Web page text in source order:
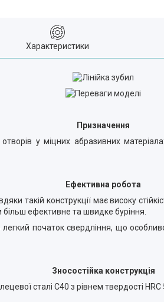
Характеристики
Призначення
у міцних абразивних
Ефективна робота
такій конструкції має високу
більш ефективне та швидке буріння.
початок свердління, що
Зносостійка конструкція
сталі С40 з рівнем твердості